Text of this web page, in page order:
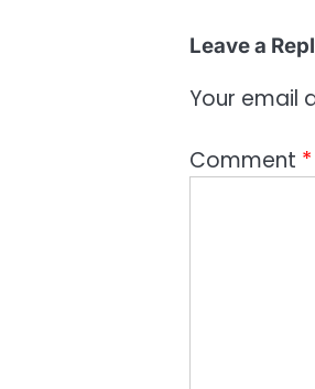
Leave a
Your email
Comment *